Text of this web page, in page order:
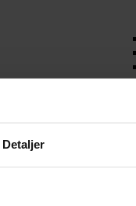
Detaljer